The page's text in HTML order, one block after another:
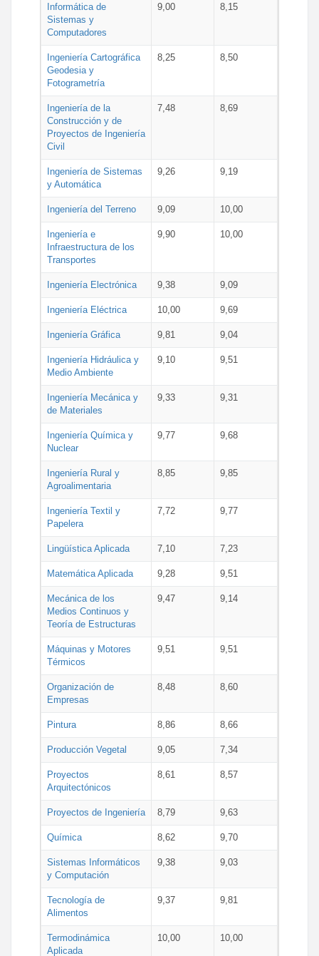
Informática de
Sistemas y
Computadores
9,00 8,15
Ingeniería Cartográfica
Geodesia y
Fotogrametría
8,25 8,50
Ingeniería de la
Construcción y de
Proyectos de Ingeniería
Civil
7,48 8,69
Ingeniería de Sistemas
y Automática
9,26 9,19
Ingeniería del Terreno 9,09 10,00
Ingeniería e
Infraestructura de los
Transportes
9,90 10,00
Ingeniería Electrónica 9,38 9,09
Ingeniería Eléctrica 10,00 9,69
Ingeniería Gráfica 9,81 9,04
Ingeniería Hidráulica y
Medio Ambiente
9,10 9,51
Ingeniería Mecánica y
de Materiales
9,33 9,31
Ingeniería Química y
Nuclear
9,77 9,68
Ingeniería Rural y
Agroalimentaria
8,85 9,85
Ingeniería Textil y
Papelera
7,72 9,77
Lingüística Aplicada 7,10 7,23
Matemática Aplicada 9,28 9,51
Mecánica de los
Medios Continuos y
Teoría de Estructuras
9,47 9,14
Máquinas y Motores
Térmicos
9,51 9,51
Organización de
Empresas
8,48 8,60
Pintura 8,86 8,66
Producción Vegetal 9,05 7,34
Proyectos
Arquitectónicos
8,61 8,57
Proyectos de Ingeniería 8,79 9,63
Química 8,62 9,70
Sistemas Informáticos
y Computación
9,38 9,03
Tecnología de
Alimentos
9,37 9,81
Termodinámica
Aplicada
10,00 10,00